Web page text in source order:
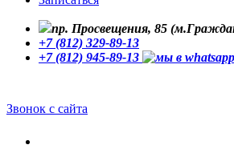
пр. Просвещения, 85
+7 (812) 329-89-13
+7 (812) 945-89-13
Звонок с сайта